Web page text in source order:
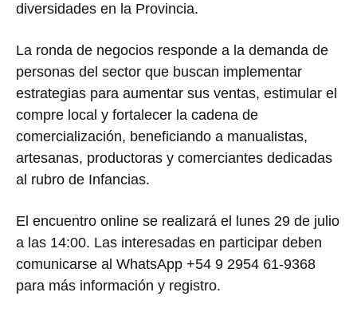
diversidades en la Provincia.
La ronda de negocios responde a la demanda de
personas del sector que buscan implementar
estrategias para aumentar sus ventas, estimular el
compre local y fortalecer la cadena de
comercialización, beneficiando a manualistas,
artesanas, productoras y comerciantes dedicadas
al rubro de Infancias.
El encuentro online se realizará el lunes 29 de julio
a las 14:00. Las interesadas en participar deben
comunicarse al WhatsApp +54 9 2954 61-9368
para más información y registro.